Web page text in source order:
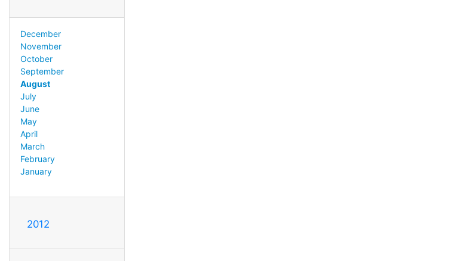
December
November
October
September
August
July
June
May
April
March
February
January
2012